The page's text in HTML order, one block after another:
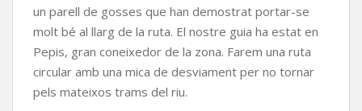
un parell de gosses que han demostrat portar-se
molt bé al llarg de la ruta. El nostre guia ha estat en
Pepis, gran coneixedor de la zona. Farem una ruta
circular amb una mica de desviament per no tornar
pels mateixos trams del riu.